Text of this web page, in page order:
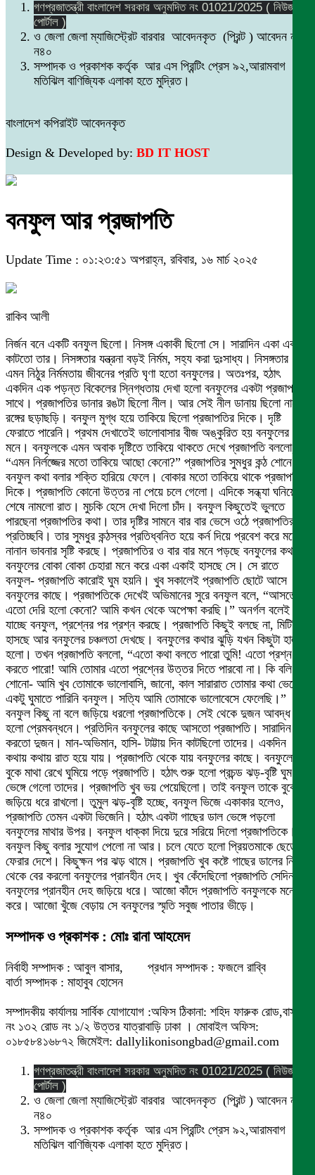
গণপ্রজাতন্ত্রী বাংলাদেশ সরকার অনুমদিত নং 01021/2025 ( নিউজ
পোর্টাল )
ও জেলা জেলা ম্যাজিস্ট্রেট বারবার আবেদনকৃত (প্রিন্ট ) আবেদন নং
ন৪০
সম্পাদক ও প্রকাশক কর্তৃক আর এস প্রিন্টিং প্রেস ৯২,আরামবাগ
মতিঝিল বাণিজ্যিক এলাকা হতে মুদ্রিত।
বাংলাদেশ কপিরাইট আবেদনকৃত
Design & Developed by: BD IT HOST
বনফুল আর প্রজাপতি
Update Time : ০১:২৩:৫১ অপরাহ্ন, রবিবার, ১৬ মার্চ ২০২৫
রাকিব আলী
নির্জন বনে একটি বনফুল ছিলো। নিসঙ্গ একাকী ছিলো সে। সারাদিন একা একাই
কাটতো তার। নিসঙ্গতার যন্ত্রনা বড়ই নির্মম, সহ্য করা দুঃসাধ্য। নিসঙ্গতার
এমন নিঠুর নির্মমতায় জীবনের প্রতি ঘৃণা হতো বনফুলের। অতঃপর, হঠাৎ
একদিন এক পড়ন্ত বিকেলের স্নিগ্ধতায় দেখা হলো বনফুলের একটা প্রজাপতির
সাথে। প্রজাপতির ডানার রঙটা ছিলো নীল। আর সেই নীল ডানায় ছিলো নানা
রঙ্গের ছড়াছড়ি। বনফুল মুগ্ধ হয়ে তাকিয়ে ছিলো প্রজাপতির দিকে। দৃষ্টি
ফেরাতে পারেনি। প্রথম দেখাতেই ভালোবাসার বীজ অঙ্কুরিত হয় বনফুলের
মনে। বনফুলকে এমন অবাক দৃষ্টিতে তাকিয়ে থাকতে দেখে প্রজাপতি বললো,
“এমন নির্লজ্জের মতো তাকিয়ে আছো কেনো?” প্রজাপতির সুমধুর কন্ঠ শোনে
বনফুল কথা বলার শক্তি হারিয়ে ফেলে। বোকার মতো তাকিয়ে থাকে প্রজাপতির
দিকে। প্রজাপতি কোনো উত্তর না পেয়ে চলে গেলো। এদিকে সন্ধ্যা ঘনিয়ে
শেষে নামলো রাত। মুচকি হেসে দেখা দিলো চাঁদ। বনফুল কিছুতেই ভুলতে
পারছেনা প্রজাপতির কথা। তার দৃষ্টির সামনে বার বার ভেসে ওঠে প্রজাপতির
প্রতিচ্ছবি। তার সুমধুর কন্ঠস্বর প্রতিধ্বনিত হয়ে কর্ন দিয়ে প্রবেশ করে মনে
নানান ভাবনার সৃষ্টি করছে। প্রজাপতির ও বার বার মনে পড়ছে বনফুলের কথা।
বনফুলের বোকা বোকা চেহারা মনে করে একা একাই হাসছে সে। সে রাতে
বনফুল- প্রজাপতি কারোই ঘুম হয়নি। খুব সকালেই প্রজাপতি ছোটে আসে
বনফুলের কাছে। প্রজাপতিকে দেখেই অভিমানের সুরে বনফুল বলে, “আসতে
এতো দেরি হলো কেনো? আমি কখন থেকে অপেক্ষা করছি।” অনর্গল বলেই
যাচ্ছে বনফুল, প্রশ্নের পর প্রশ্ন করছে। প্রজাপতি কিছুই বলছে না, মিটিমিটি
হাসছে আর বনফুলের চঞ্চলতা দেখছে। বনফুলের কথার ঝুড়ি যখন কিছুটা হালকা
হলো। তখন প্রজাপতি বললো, “এতো কথা বলতে পারো তুমি! এতো প্রশ্ন
করতে পারো! আমি তোমার এতো প্রশ্নের উত্তর দিতে পারবো না। কি বলি
শোনো- আমি খুব তোমাকে ভালোবাসি, জানো, কাল সারারাত তোমার কথা ভেবে
একটু ঘুমাতে পারিনি বনফুল। সত্যি আমি তোমাকে ভালোবেসে ফেলেছি।”
বনফুল কিছু না বলে জড়িয়ে ধরলো প্রজাপতিকে। সেই থেকে দুজন আবদ্ধ
হলো প্রেমবন্ধনে। প্রতিদিন বনফুলের কাছে আসতো প্রজাপতি। সারাদিন গল্প
করতো দুজন। মান-অভিমান, হাসি- টাট্টায় দিন কাটছিলো তাদের। একদিন
কথায় কথায় রাত হয়ে যায়। প্রজাপতি থেকে যায় বনফুলের কাছে। বনফুলের
বুকে মাথা রেখে ঘুমিয়ে পড়ে প্রজাপতি। হঠাৎ শুরু হলো প্রচন্ড ঝড়-বৃষ্টি ঘুম
ভেঙ্গে গেলো তাদের। প্রজাপতি খুব ভয় পেয়েছিলো। তাই বনফুল তাকে বুকে
জড়িয়ে ধরে রাখলো। তুমুল ঝড়-বৃষ্টি হচ্ছে, বনফুল ভিজে একাকার হলেও,
প্রজাপতি তেমন একটা ভিজেনি। হঠাৎ একটা গাছের ডাল ভেঙ্গে পড়লো
বনফুলের মাথার উপর। বনফুল ধাক্কা দিয়ে দুরে সরিয়ে দিলো প্রজাপতিকে।
বনফুল কিছু বলার সুযোগ পেলো না আর। চলে যেতে হলো প্রিয়তমাকে ছেড়ে না
ফেরার দেশে। কিছুক্ষন পর ঝড় থামে। প্রজাপতি খুব কষ্টে গাছের ডালের নিচ
থেকে বের করলো বনফুলের প্রানহীন দেহ। খুব কেঁদেছিলো প্রজাপতি সেদিন
বনফুলের প্রানহীন দেহ জড়িয়ে ধরে। আজো কাঁদে প্রজাপতি বনফুলকে মনে
করে। আজো খুঁজে বেড়ায় সে বনফুলের স্মৃতি সবুজ পাতার ভীড়ে।
সম্পাদক ও প্রকাশক : মোঃ রানা আহমেদ
নির্বাহী সম্পাদক : আবুল বাসার, প্রধান সম্পাদক : ফজলে রাব্বি
বার্তা সম্পাদক : মাহাবুব হোসেন
সম্পাদকীয় কার্যালয় সার্বিক যোগাযোগ :অফিস ঠিকানা: শহিদ ফারুক রোড,বাসা
নং ১৩২ রোড নং ১/২ উত্তর যাত্রাবাড়ি ঢাকা । মোবাইল অফিস:
০১৮৫৮৪১৬৮৭২ জিমেইল: dallylikonisongbad@gmail.com
গণপ্রজাতন্ত্রী বাংলাদেশ সরকার অনুমদিত নং 01021/2025 ( নিউজ
পোর্টাল )
ও জেলা জেলা ম্যাজিস্ট্রেট বারবার আবেদনকৃত (প্রিন্ট ) আবেদন নং
ন৪০
সম্পাদক ও প্রকাশক কর্তৃক আর এস প্রিন্টিং প্রেস ৯২,আরামবাগ
মতিঝিল বাণিজ্যিক এলাকা হতে মুদ্রিত।